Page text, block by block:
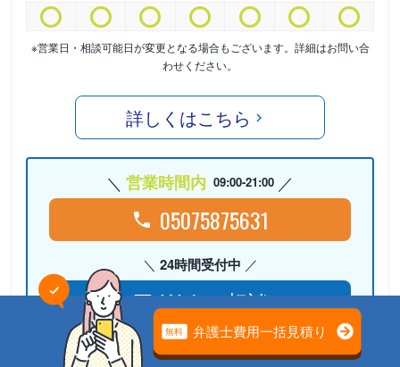
※営業日・相談可能日が変更となる場合もございます。詳細はお問い合
わせください。
詳しくはこちら
営業時間内 09:00-21:00
05075875631
24時間受付中
Webで相談
検討リストに追加